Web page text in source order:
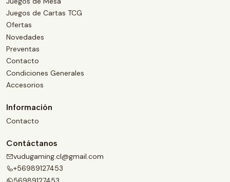
Juegos de Cartas TCG
Ofertas
Novedades
Preventas
Contacto
Condiciones Generales
Accesorios
Información
Contacto
Contáctanos
vudugaming.cl@gmail.com
+56989127453